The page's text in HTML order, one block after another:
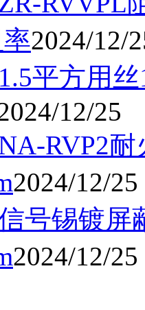
2024/12/
1.5平方用
12/25
RVP2
2024/12/25
号锡镀屏
2024/12/25